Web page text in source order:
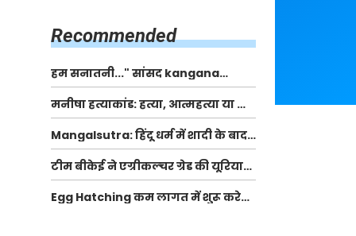
Recommended
हम सनातनी..." सांसद kangana
Ranaut से क्या बोली लड़की? Viral
Jantar-Mantar | CJP protest
मनीषा हत्याकांड: हत्या, आत्महत्या या कोई बड़ा राज?
| Full Story | Josh Haryana
Mangalsutra: हिंदू धर्म में शादी के बाद
मंगलसूत्र क्यों पहनती है महिलाएं, किसने
शुरु की ये परंपरा
टीम बीकेई ने एग्रीकल्चर ग्रेड की यूरिया
खाद गट्टों में बदलकर टेक्निकल ग्रेड में
बेचने वालों पर करवाई कार्रवाई:
Egg Hatching कम लागत में शुरू करे